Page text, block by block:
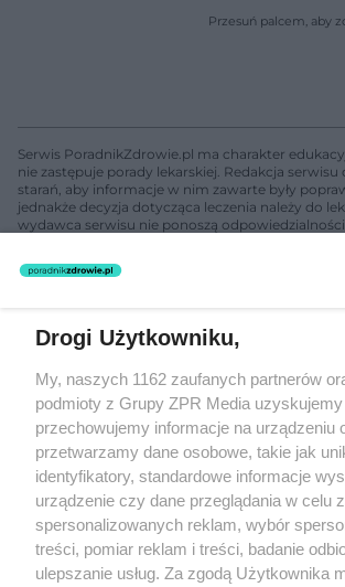
Serwis PoradnikZdrowie.pl ma charakter
nie zastępuje porady lekarskiej. Redakcja serwisu
starań, aby informacje w nim zawarte były
jednakże decyzja dotycząca leczenia należy do
wydawca serwisu nie ponoszą
świadczeń zdrowotnych w rozumieniu art. 3 ust 1
rozpowszechniany lub dalej rozpowszechniany
(w tym także elektroniczny lub mechaniczny) na
eksploatacji w jakiejkolwiek formie, włącznie z
Internecie bez pisemnej zgody właściciela praw.
lub wykorzystanie utworów w całości lub w
prawa, tzn. bez właściwej zgody, jest zabronione
może być ścigane prawnie.
Drogi Użytkowniku,
My, naszych 1162 zaufanych partnerów
podmioty z Grupy ZPR Media
przechowujemy informacje na urządzeniu
przetwarzamy dane osobowe, takie jak
identyfikatory, standardowe informacje
urządzenie czy dane przeglądania w celu
spersonalizowanych reklam, wybór
treści, pomiar reklam i treści, badanie
ulepszanie usług. Za zgodą Użytkownika